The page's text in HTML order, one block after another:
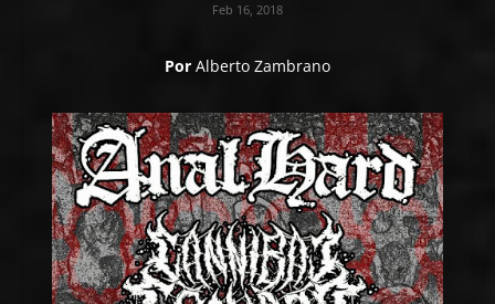
Feb 16, 2018
Por Alberto Zambrano